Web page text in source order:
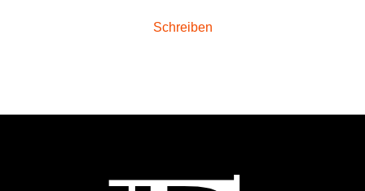
Schreiben